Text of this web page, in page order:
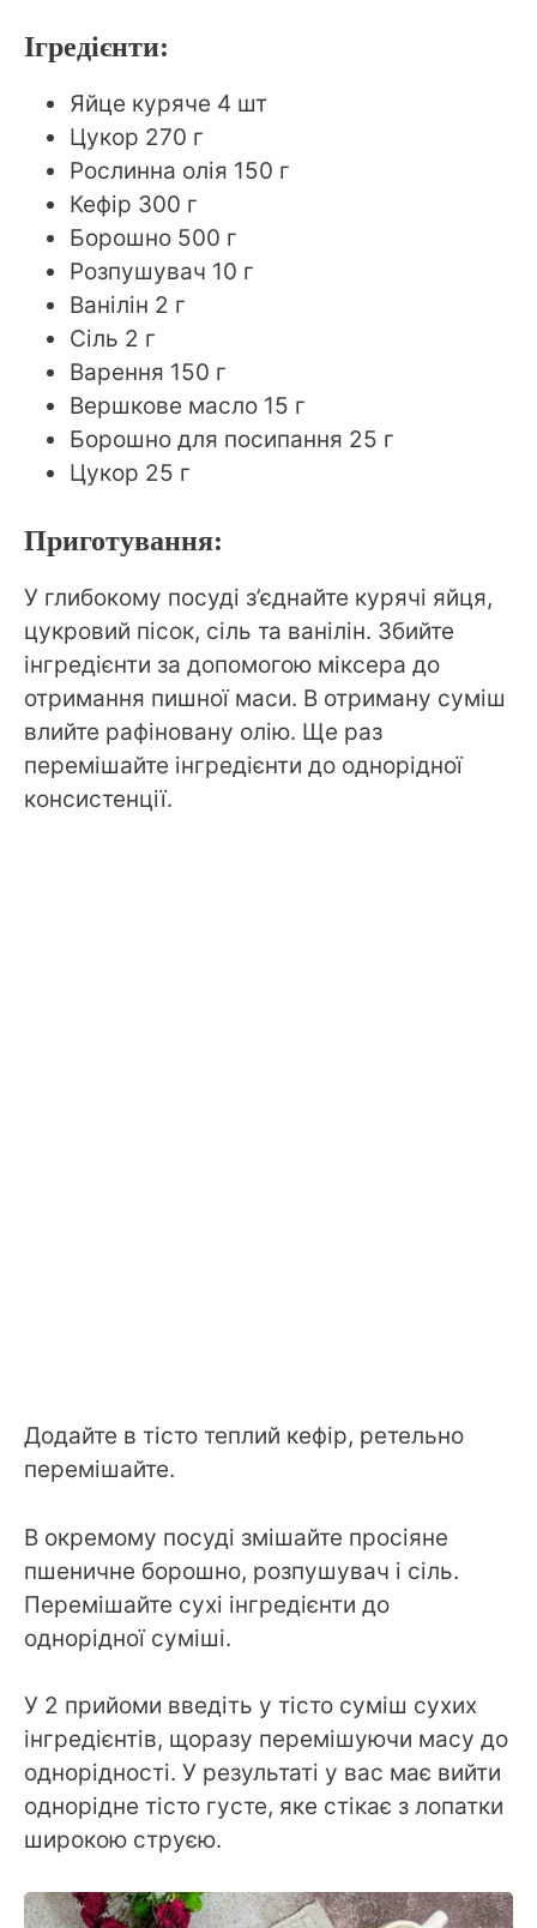
Ігредієнти:
Яйце куряче 4 шт
Цукор 270 г
Рослинна олія 150 г
Кефір 300 г
Борошно 500 г
Розпушувач 10 г
Ванілін 2 г
Сіль 2 г
Варення 150 г
Вершкове масло 15 г
Борошно для посипання 25 г
Цукор 25 г
Приготування:
У глибокому посуді з’єднайте курячі яйця,
цукровий пісок, сіль та ванілін. Збийте
інгредієнти за допомогою міксера до
отримання пишної маси. В отриману суміш
влийте рафіновану олію. Ще раз
перемішайте інгредієнти до однорідної
консистенції.
Додайте в тісто теплий кефір, ретельно
перемішайте.
В окремому посуді змішайте просіяне
пшеничне борошно, розпушувач і сіль.
Перемішайте сухі інгредієнти до
однорідної суміші.
У 2 прийоми введіть у тісто суміш сухих
інгредієнтів, щоразу перемішуючи масу до
однорідності. У результаті у вас має вийти
однорідне тісто густе, яке стікає з лопатки
широкою струєю.